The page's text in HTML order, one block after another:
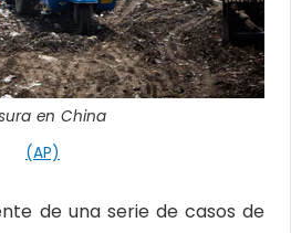
en China
(AP)
de una serie de casos de